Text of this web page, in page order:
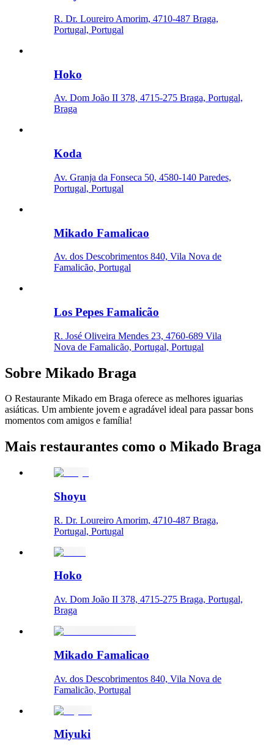
R. Dr. Loureiro Amorim, 4710-487 Braga,
Portugal, Portugal
Hoko
Av. Dom João II 378, 4715-275 Braga, Portugal,
Braga
Koda
Av. Granja da Fonseca 50, 4580-140 Paredes,
Portugal, Portugal
Mikado Famalicao
Av. dos Descobrimentos 840, Vila Nova de
Famalicão, Portugal
Los Pepes Famalicão
R. José Oliveira Mendes 23, 4760-689 Vila
Nova de Famalicão, Portugal, Portugal
Sobre Mikado Braga
O Restaurante Mikado em Braga oferece as melhores iguarias
asiáticas. Um ambiente jovem e agradável ideal para passar bons
momentos com amigos e família!
Mais restaurantes como o Mikado Braga
Shoyu
R. Dr. Loureiro Amorim, 4710-487 Braga,
Portugal, Portugal
Hoko
Av. Dom João II 378, 4715-275 Braga, Portugal,
Braga
Mikado Famalicao
Av. dos Descobrimentos 840, Vila Nova de
Famalicão, Portugal
Miyuki